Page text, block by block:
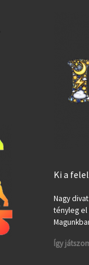
Ki a
Nagy
tényleg el
Így